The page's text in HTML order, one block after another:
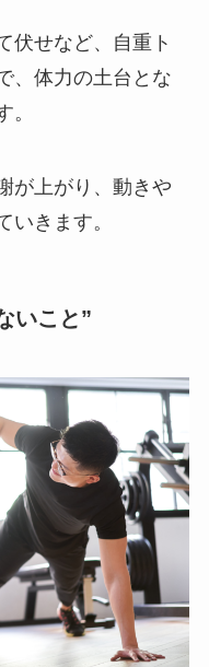
伏せなど、自重ト
、体力の土台とな
。
が上がり、動きや
いきます。
いこと”